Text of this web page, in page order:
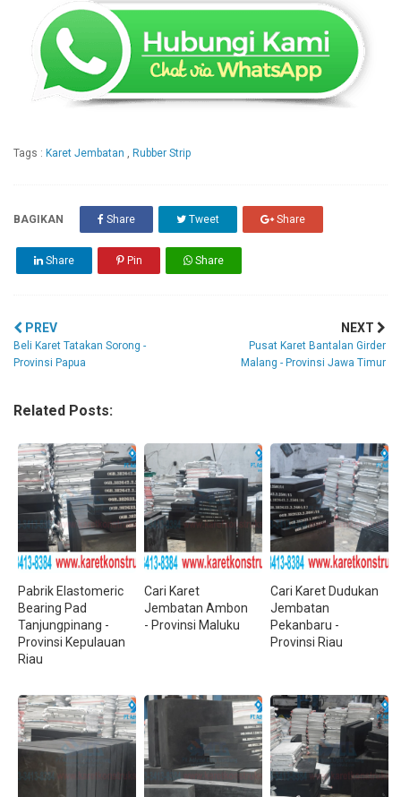
Tags : Karet Jembatan Rubber Strip
BAGIKAN Share Tweet Share
Share Pin Share
PREV
Beli Karet Tatakan Sorong -
Provinsi Papua
NEXT
Pusat Karet Bantalan Girder
Malang - Provinsi Jawa Timur
Related Posts:
Pabrik Elastomeric
Bearing Pad
Tanjungpinang -
Provinsi Kepulauan
Riau
Cari Karet
Jembatan Ambon
- Provinsi Maluku
Cari Karet Dudukan
Jembatan
Pekanbaru -
Provinsi Riau